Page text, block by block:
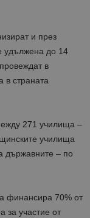
и през
удължена до 14
в
в страната
271 училища –
училища
държавните – по
финансира 70% от
за участие от